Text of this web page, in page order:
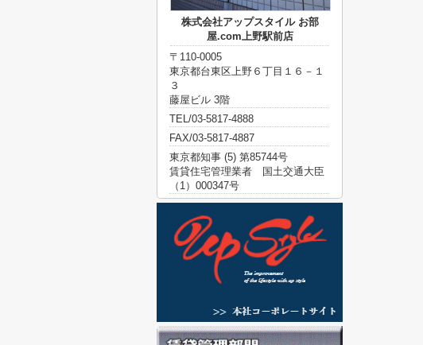
株式会社アップスタイル お部
屋.com上野駅前店
〒110-0005
東京都台東区上野６丁目１６－１
３
藤屋ビル 3階
TEL/03-5817-4888
FAX/03-5817-4887
東京都知事 (5) 第85744号
賃貸住宅管理業者 国土交通大臣
（1）000347号